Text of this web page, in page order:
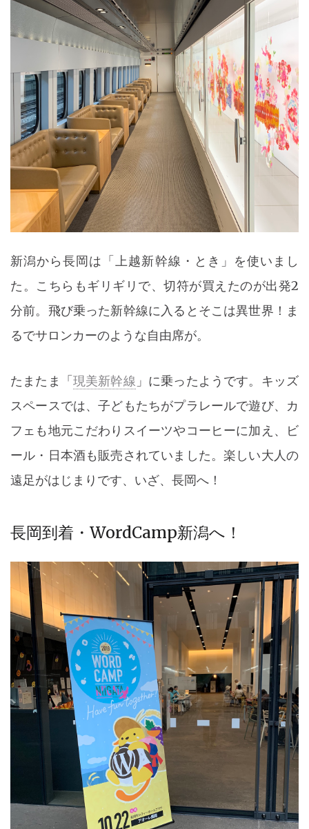
新潟から長岡は「上越新幹線・とき」を使いまし
た。こちらもギリギリで、切符が買えたのが出発2
分前。飛び乗った新幹線に入るとそこは異世界！ま
るでサロンカーのような自由席が。
たまたま「現美新幹線 」に乗ったようです。キッズ
スペースでは、子どもたちがプラレールで遊び、カ
フェも地元こだわりスイーツやコーヒーに加え、ビ
ール・日本酒も販売されていました。楽しい大人の
遠足がはじまりです、いざ、長岡へ！
長岡到着・WordCamp新潟へ！